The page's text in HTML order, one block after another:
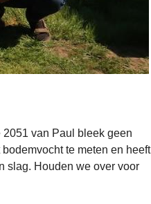
van Paul bleek geen
te meten en heeft
slag. Houden we over voor